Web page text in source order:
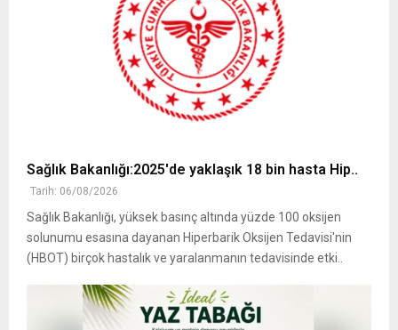
Sağlık Bakanlığı:2025'de yaklaşık 18 bin hasta Hip..
Tarih: 06/08/2026
Sağlık Bakanlığı, yüksek basınç altında yüzde 100 oksijen
solunumu esasına dayanan Hiperbarik Oksijen Tedavisi'nin
(HBOT) birçok hastalık ve yaralanmanın tedavisinde etki..